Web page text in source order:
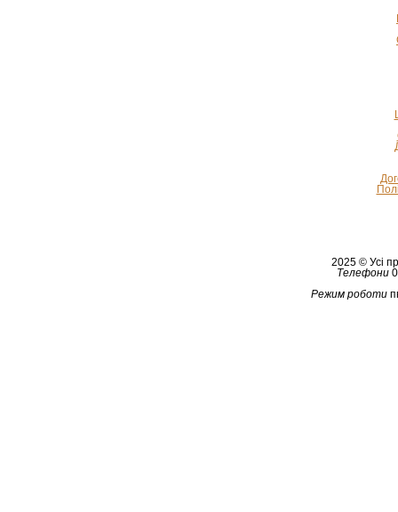
2025 © Усі
Телефони
Режим роботи